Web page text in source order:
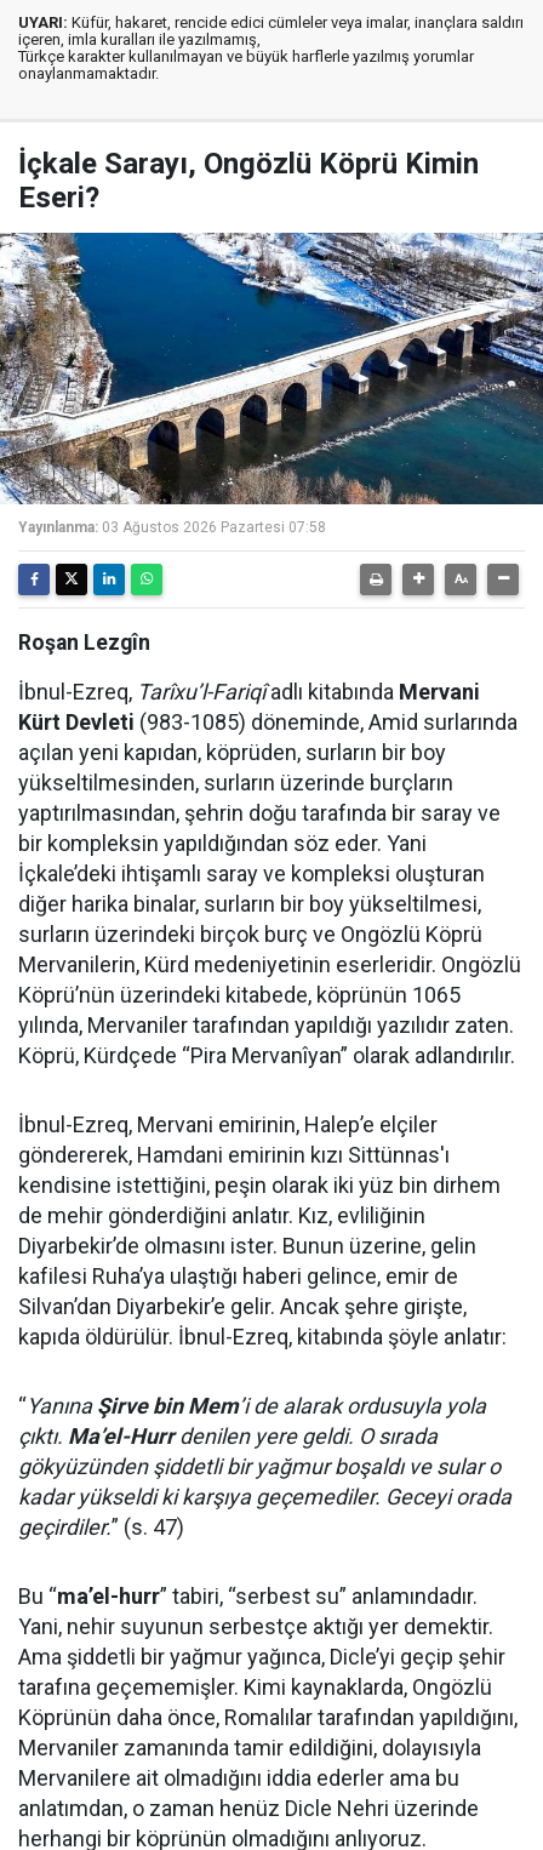
UYARI: Küfür, hakaret, rencide edici cümleler veya imalar, inançlara saldırı
içeren, imla kuralları ile yazılmamış,
Türkçe karakter kullanılmayan ve büyük harflerle yazılmış yorumlar
onaylanmamaktadır.
İçkale Sarayı, Ongözlü Köprü Kimin
Eseri?
Yayınlanma: 03 Ağustos 2026 Pazartesi 07:58
Roşan Lezgîn
İbnul-Ezreq, Tarîxu’l-Fariqîadlı kitabında Mervani
Kürt Devleti (983-1085) döneminde, Amid surlarında
açılan yeni kapıdan, köprüden, surların bir boy
yükseltilmesinden, surların üzerinde burçların
yaptırılmasından, şehrin doğu tarafında bir saray ve
bir kompleksin yapıldığından söz eder. Yani
İçkale’deki ihtişamlı saray ve kompleksi oluşturan
diğer harika binalar, surların bir boy yükseltilmesi,
surların üzerindeki birçok burç ve Ongözlü Köprü
Mervanilerin, Kürd medeniyetinin eserleridir. Ongözlü
Köprü’nün üzerindeki kitabede, köprünün 1065
yılında, Mervaniler tarafından yapıldığı yazılıdır zaten.
Köprü, Kürdçede “Pira Mervanîyan” olarak adlandırılır.
İbnul-Ezreq, Mervani emirinin, Halep’e elçiler
göndererek, Hamdani emirinin kızı Sittünnas'ı
kendisine istettiğini, peşin olarak iki yüz bin dirhem
de mehir gönderdiğini anlatır. Kız, evliliğinin
Diyarbekir’de olmasını ister. Bunun üzerine, gelin
kafilesi Ruha’ya ulaştığı haberi gelince, emir de
Silvan’dan Diyarbekir’e gelir. Ancak şehre girişte,
kapıda öldürülür. İbnul-Ezreq, kitabında şöyle anlatır:
“YanınaŞirve bin Mem’i de alarak ordusuyla yola
çıktı. Ma’el-Hurrdenilen yere geldi. O sırada
gökyüzünden şiddetli bir yağmur boşaldı ve sular o
kadar yükseldi ki karşıya geçemediler. Geceyi orada
geçirdiler.” (s. 47)
Bu “ma’el-hurr” tabiri, “serbest su” anlamındadır.
Yani, nehir suyunun serbestçe aktığı yer demektir.
Ama şiddetli bir yağmur yağınca, Dicle’yi geçip şehir
tarafına geçememişler. Kimi kaynaklarda, Ongözlü
Köprünün daha önce, Romalılar tarafından yapıldığını,
Mervaniler zamanında tamir edildiğini, dolayısıyla
Mervanilere ait olmadığını iddia ederler ama bu
anlatımdan, o zaman henüz Dicle Nehri üzerinde
herhangi bir köprünün olmadığını anlıyoruz.